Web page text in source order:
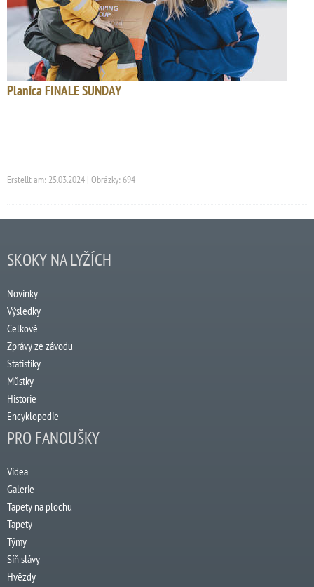
Planica FINALE SUNDAY
Erstellt am: 25.03.2024 | Obrázky: 694
SKOKY NA LYŽÍCH
Novinky
Výsledky
Celkově
Zprávy ze závodu
Statistiky
Můstky
Historie
Encyklopedie
PRO FANOUŠKY
Videa
Galerie
Tapety na plochu
Tapety
Týmy
Síň slávy
Hvězdy